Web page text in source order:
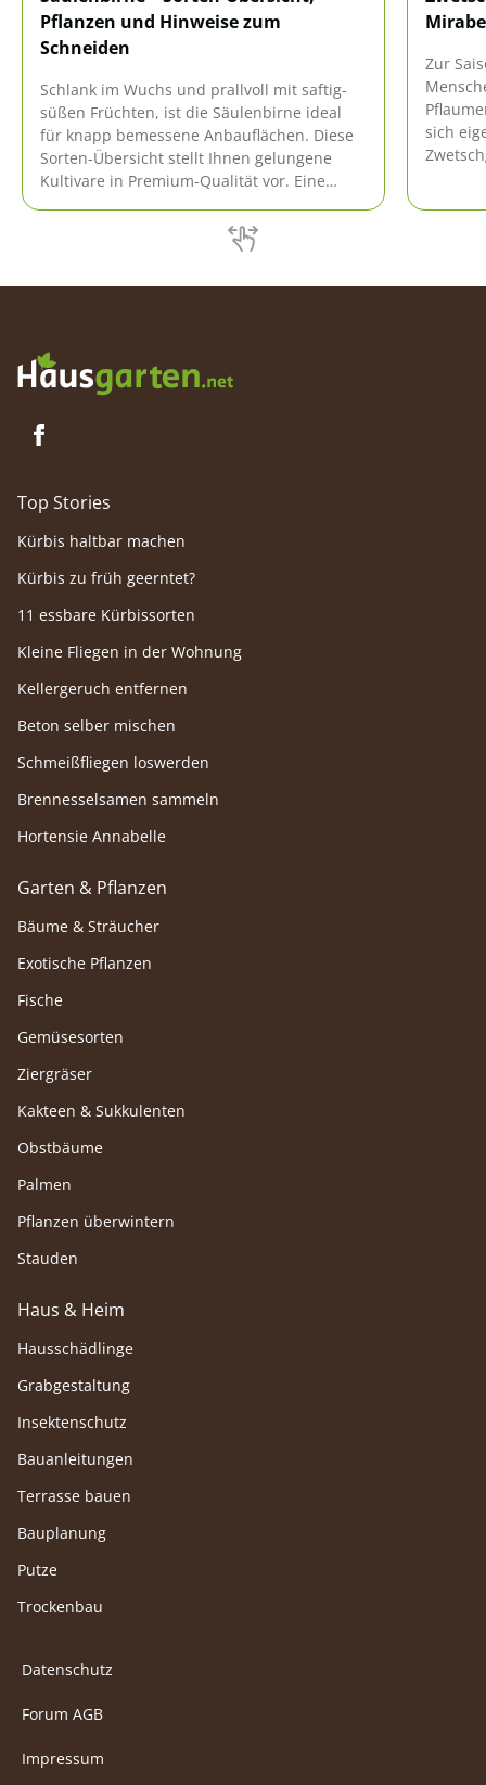
Pflanzen und Hinweise zum
Schneiden
Schlank im Wuchs und prallvoll mit saftig-
süßen Früchten, ist die Säulenbirne ideal
für knapp bemessene Anbauflächen. Diese
Sorten-Übersicht stellt Ihnen gelungene
Kultivare in Premium-Qualität vor. Eine
beleuchtet alle wichtigen Aspekte für Beet
und Kübel. Fundierte Hinweise zum
Zur
sich
Top Stories
Kürbis haltbar machen
Kürbis zu früh geerntet?
11 essbare Kürbissorten
Kleine Fliegen in der Wohnung
Kellergeruch entfernen
Beton selber mischen
Schmeißfliegen loswerden
Brennesselsamen sammeln
Hortensie Annabelle
Garten & Pflanzen
Bäume & Sträucher
Exotische Pflanzen
Fische
Gemüsesorten
Ziergräser
Kakteen & Sukkulenten
Obstbäume
Palmen
Pflanzen überwintern
Stauden
Haus & Heim
Hausschädlinge
Grabgestaltung
Insektenschutz
Bauanleitungen
Terrasse bauen
Bauplanung
Putze
Trockenbau
Datenschutz
Forum AGB
Impressum